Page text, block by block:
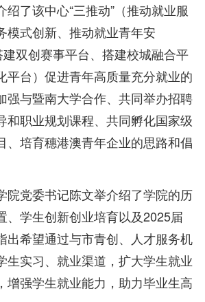
绍了该中心“三推动”（推动就业服
模式创新、推动就业青年安
建双创赛事平台、搭建校城融合平
平台）促进青年高质量充分就业的
强与暨南大学合作、共同举办招聘
和职业规划课程、共同孵化国家级
、培育穗港澳青年企业的思路和倡
院党委书记陈文举介绍了学院的历
、学生创新创业培育以及2025届
出希望通过与市青创、人才服务机
生实习、就业渠道，扩大学生就业
增强学生就业能力，助力毕业生高